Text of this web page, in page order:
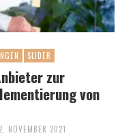
SLIDER
zur
von
NOVEMBER 2021